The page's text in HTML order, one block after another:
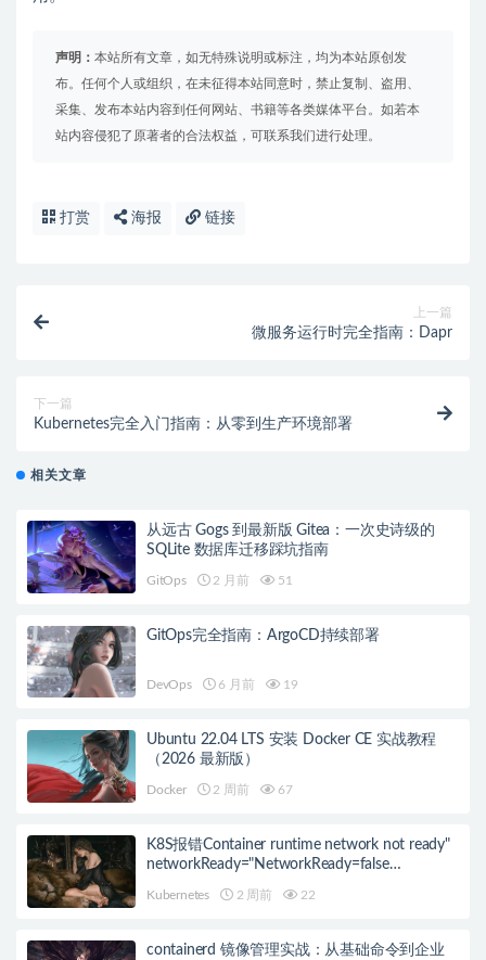
声明： 本站所有文章，如无特殊说明或标注，均为本站原创发
布。任何个人或组织，在未征得本站同意时，禁止复制、盗用、
采集、发布本站内容到任何网站、书籍等各类媒体平台。如若本
站内容侵犯了原著者的合法权益，可联系我们进行处理。
打赏 海报 链接
上一篇
微服务运行时完全指南：Dapr
下一篇
Kubernetes完全入门指南：从零到生产环境部署
相关文章
从远古 Gogs 到最新版 Gitea：一次史诗级的
SQLite 数据库迁移踩坑指南
GitOps 2 月前 51
GitOps完全指南：ArgoCD持续部署
DevOps 6 月前 19
Ubuntu 22.04 LTS 安装 Docker CE 实战教程
（2026 最新版）
Docker 2 周前 67
K8S报错Container runtime network not ready"
networkReady="NetworkReady=false
Kubernetes 2 周前 22
containerd 镜像管理实战：从基础命令到企业